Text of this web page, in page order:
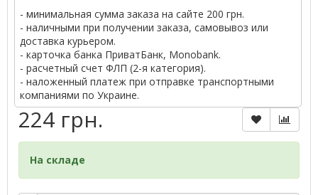
- минимальная сумма заказа на сайте 200 грн.
- наличными при получении заказа, самовывоз или
доставка курьером.
- карточка банка ПриватБанк, Monobank.
- расчетный счет ФЛП (2-я категория).
- наложенный платеж при отправке транспортными
компаниями по Украине.
224 грн.
На складе